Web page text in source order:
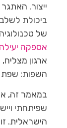
ייצור.
ביכולת
של
אספקה יעילה
ארגון
השפות: שפת
במאמר זה,
שפיתחתי